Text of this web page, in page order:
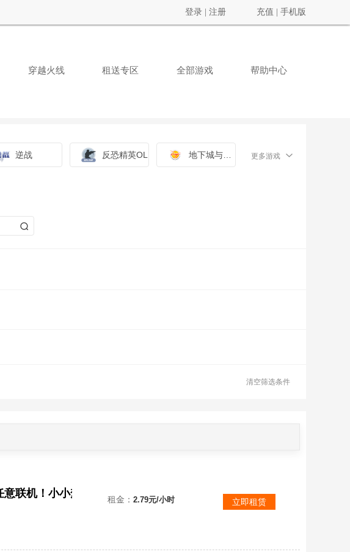
登录 注册 充值 手机版
穿越火线 租送专区 全部游戏 帮助中心
逆战 反恐精英OL 更多游戏
清空筛选条件
《生灵重塑》预购终极版！全DLC！包含季票！好友开通可任意联机！小小梦魇团队全新创作！
租金： 2.79元/小时 立即租赁